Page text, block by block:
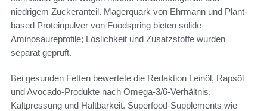
niedrigem Zuckeranteil. Magerquark von Ehrmann und Plant-
based Proteinpulver von Foodspring bieten solide
Aminosäureprofile; Löslichkeit und Zusatzstoffe wurden
separat geprüft.
Bei gesunden Fetten bewertete die Redaktion Leinöl, Rapsöl
und Avocado-Produkte nach Omega-3/6-Verhältnis,
Kaltpressung und Haltbarkeit. Superfood-Supplements wie